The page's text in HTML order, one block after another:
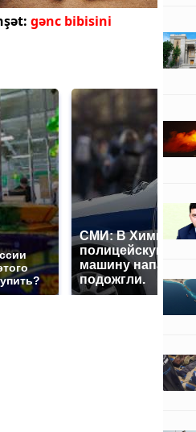
gənc bibisini
СМИ: В Химках на
полицейскую
машину напали и
подожгли.